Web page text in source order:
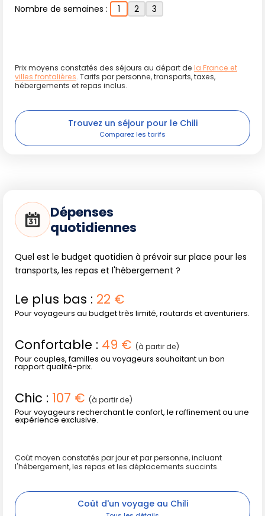
Lircay), de rapporter ses déchets et de limiter l'usage de
véhicules en zones protégées. N'approchez pas de trop
opérateurs responsables. Le Chili met en place des
initiatives pour préserver son patrimoine naturel et
culturel : votre comportement peut contribuer à ce
Nombre de semaines : 1 2 3
Prix moyens constatés des séjours au départ de la France et
villes frontalières. Tarifs par personne, transports, taxes,
hébergements et repas inclus.
Trouvez un séjour pour le Chili
Dépenses
quotidiennes
Quel est le budget quotidien à prévoir sur place pour les
transports, les repas et l'hébergement ?
Le plus bas : 22 €
Pour voyageurs au budget très limité, routards et aventuriers.
Confortable : 49 € (à partir de)
Pour couples, familles ou voyageurs souhaitant un bon
rapport qualité-prix.
Chic : 107 € (à partir de)
Pour voyageurs recherchant le confort, le raffinement ou une
expérience exclusive.
Coût moyen constatés par jour et par personne, incluant
l'hébergement, les repas et les déplacements succints.
Coût d'un voyage au Chili